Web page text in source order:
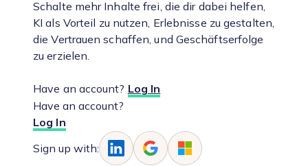
Schalte mehr Inhalte frei, die dir dabei helfen,
KI als Vorteil zu nutzen, Erlebnisse zu gestalten,
die Vertrauen schaffen, und Geschäftserfolge
zu erzielen.
Have an account? Log In
Have an account?
Log In
Sign up with: